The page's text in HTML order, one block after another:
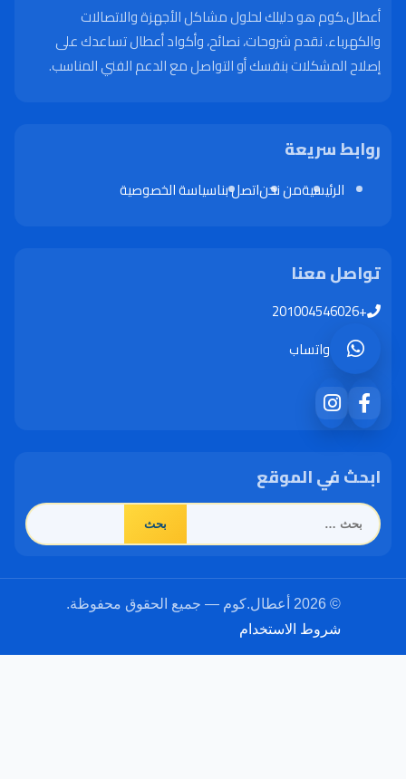
أعطال.كوم هو دليلك لحلول مشاكل الأجهزة والاتصالات
والكهرباء. نقدم شروحات، نصائح، وأكواد أعطال تساعدك على
إصلاح المشكلات بنفسك أو التواصل مع الدعم الفني المناسب.
روابط سريعة
الرئيسيةمن نحناتصل بناسياسة الخصوصية
تواصل معنا
واتساب
ابحث في الموقع
البحث
شروط الاستخدام